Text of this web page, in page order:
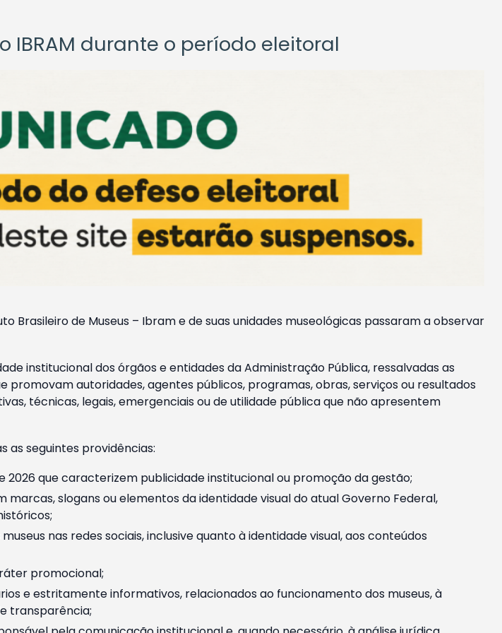
durante o período eleitoral
Brasileiro de Museus – Ibram e de suas unidades museológicas passaram a observar
institucional dos órgãos e entidades da Administração Pública, ressalvadas as
autoridades, agentes públicos, programas, obras, serviços ou resultados
técnicas, legais, emergenciais ou de utilidade pública que não apresentem
as seguintes providências:
que caracterizem publicidade institucional ou promoção da gestão;
slogans ou elementos da identidade visual do atual Governo Federal,
nas redes sociais, inclusive quanto à identidade visual, aos conteúdos
promocional;
e estritamente informativos, relacionados ao funcionamento dos museus, à
transparência;